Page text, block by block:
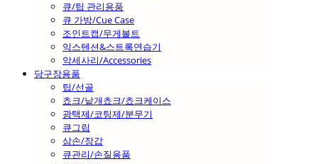
큐/팁 관리용품
큐 가방/Cue Case
조인트캡/무게볼트
익스텐션&스트록연습기
악세사리/Accessories
당구장용품
팁/선골
쵸크/낱개쵸크/쵸크케이스
광택제/코팅제/분무기
큐그립
삼손/장갑
큐관리/손질용품